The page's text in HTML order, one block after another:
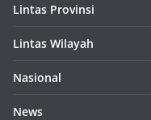
Lintas Provinsi
Lintas Wilayah
Nasional
News